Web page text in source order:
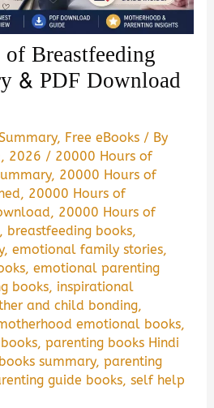
Breastfeeding
& PDF Download
, Free eBooks / By
2026 / 20000 Hours of
, 20000 Hours of
, 20000 Hours of
, 20000 Hours of
, breastfeeding books,
,emotional family stories,
,emotional parenting
books, inspirational
and child bonding,
emotional books,
,parenting books Hindi
summary,parenting
guide books,self help